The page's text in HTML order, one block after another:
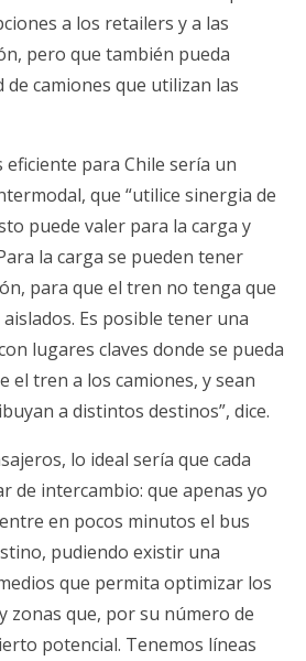
a los retailers y a las
pero que también pueda
camiones que utilizan las
eficiente para Chile sería un
que “utilice sinergia de
puede valer para la carga y
la carga se pueden tener
para que el tren no tenga que
Es posible tener una
lugares claves donde se pueda
el tren a los camiones, y sean
a distintos destinos”, dice.
lo ideal sería que cada
de intercambio: que apenas yo
en pocos minutos el bus
pudiendo existir una
que permita optimizar los
zonas que, por su número de
potencial. Tenemos líneas